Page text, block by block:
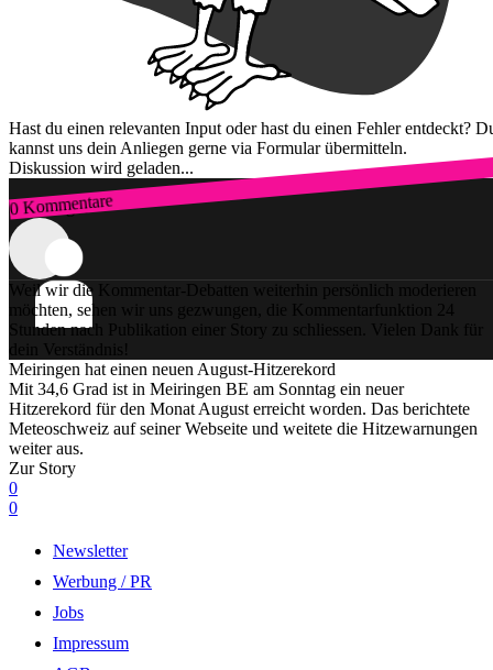
Hast du einen relevanten Input oder hast du einen Fehler entdeckt?
kannst uns dein Anliegen gerne via Formular übermitteln.
Diskussion wird geladen...
0 Kommentare
Zum Login
Weil wir die Kommentar-Debatten weiterhin persönlich moderieren
möchten, sehen wir uns gezwungen, die Kommentarfunktion 24
Stunden nach Publikation einer Story zu schliessen. Vielen Dank für
dein Verständnis!
Meiringen hat einen neuen August-Hitzerekord
Mit 34,6 Grad ist in Meiringen BE am Sonntag ein neuer
Hitzerekord für den Monat August erreicht worden. Das berichtete
Meteoschweiz auf seiner Webseite und weitete die Hitzewarnungen
weiter aus.
Zur Story
0
0
Newsletter
Werbung / PR
Jobs
Impressum